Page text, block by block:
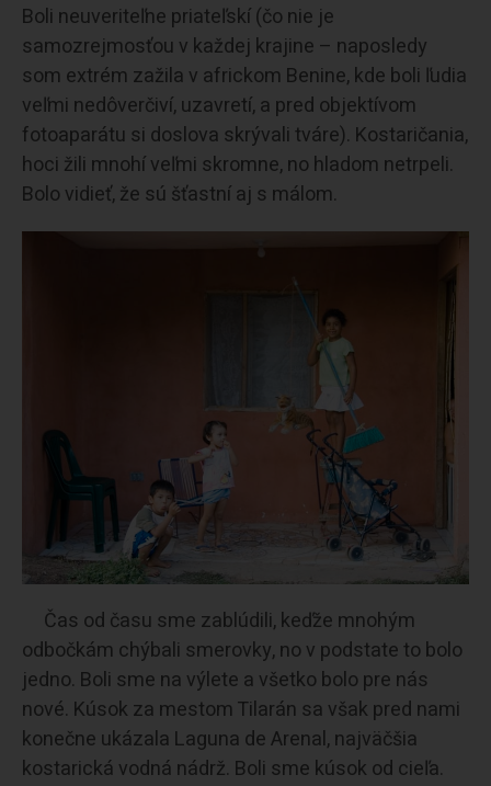
Boli neuveriteľne priateľskí (čo nie je
samozrejmosťou v každej krajine – naposledy
som extrém zažila v africkom Benine, kde boli ľudia
veľmi nedôverčiví, uzavretí, a pred objektívom
fotoaparátu si doslova skrývali tváre). Kostaričania,
hoci žili mnohí veľmi skromne, no hladom netrpeli.
Bolo vidieť, že sú šťastní aj s málom.
Čas od času sme zablúdili, keďže mnohým
odbočkám chýbali smerovky, no v podstate to bolo
jedno. Boli sme na výlete a všetko bolo pre nás
nové. Kúsok za mestom Tilarán sa však pred nami
konečne ukázala Laguna de Arenal, najväčšia
kostarická vodná nádrž. Boli sme kúsok od cieľa.